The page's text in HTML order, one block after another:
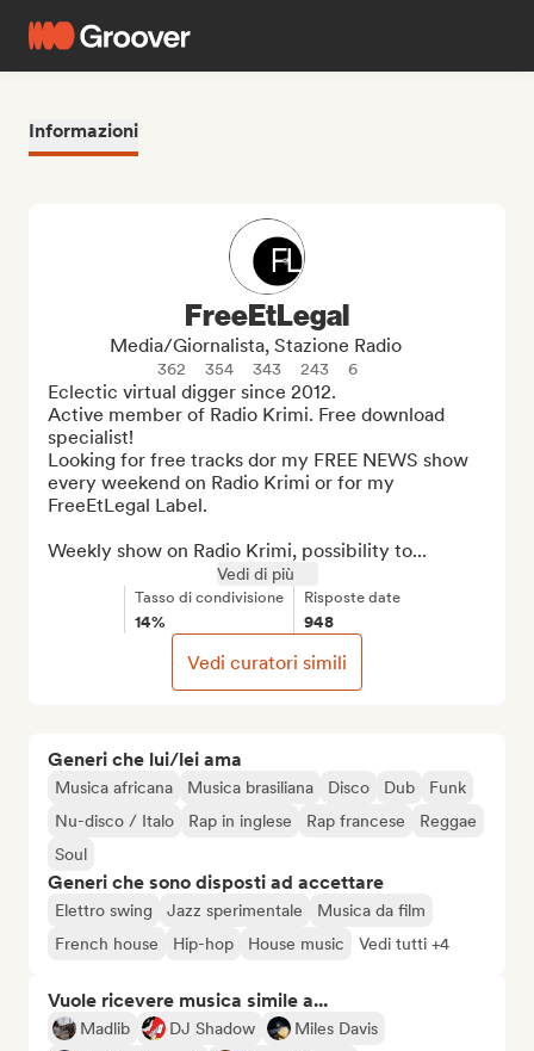
Informazioni
Generi che lui/lei ama
Musica africana Musica brasiliana Disco Dub
Funk
Nu-disco / Italo
Rap in inglese Rap francese
Reggae
Soul
Generi che sono disposti ad accettare
Elettro swing Jazz sperimentale
Musica da film
French house
Hip-hop House music Vedi tutti +4
Vuole ricevere musica simile a...
Madlib DJ Shadow
Miles Davis
FreeEtLegal
Media/Giornalista, Stazione Radio
362 354 343 243 6
Eclectic virtual digger since 2012.
Active member of Radio Krimi. Free download
specialist!
Looking for free tracks dor my FREE NEWS show
every weekend on Radio Krimi or for my
FreeEtLegal Label.
Weekly show on Radio Krimi, possibility to...
Vedi di più
Tasso di condivisione
14%
Risposte date
948
Vedi curatori simili